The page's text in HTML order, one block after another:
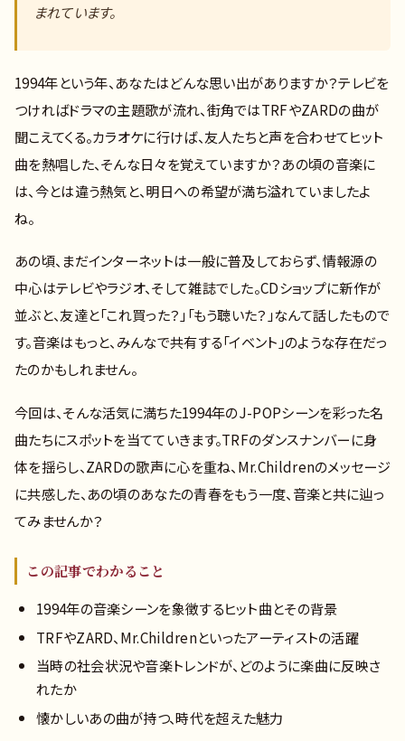
まれています。
1994年という年、あなたはどんな思い出がありますか？テレビを
つければドラマの主題歌が流れ、街角ではTRFやZARDの曲が
聞こえてくる。カラオケに行けば、友人たちと声を合わせてヒット
曲を熱唱した、そんな日々を覚えていますか？あの頃の音楽に
は、今とは違う熱気と、明日への希望が満ち溢れていましたよ
ね。
あの頃、まだインターネットは一般に普及しておらず、情報源の
中心はテレビやラジオ、そして雑誌でした。CDショップに新作が
並ぶと、友達と「これ買った？」「もう聴いた？」なんて話したもので
す。音楽はもっと、みんなで共有する「イベント」のような存在だっ
たのかもしれません。
今回は、そんな活気に満ちた1994年のJ-POPシーンを彩った名
曲たちにスポットを当てていきます。TRFのダンスナンバーに身
体を揺らし、ZARDの歌声に心を重ね、Mr.Childrenのメッセージ
に共感した、あの頃のあなたの青春をもう一度、音楽と共に辿っ
てみませんか？
この記事でわかること
1994年の音楽シーンを象徴するヒット曲とその背景
TRFやZARD、Mr.Childrenといったアーティストの活躍
当時の社会状況や音楽トレンドが、どのように楽曲に反映さ
れたか
懐かしいあの曲が持つ、時代を超えた魅力